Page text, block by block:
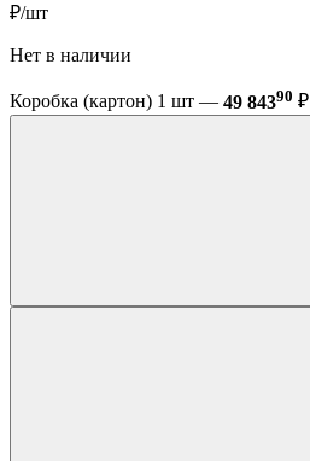
₽/шт
Нет в наличии
Коробка (картон) 1 шт — 49 84390 ₽